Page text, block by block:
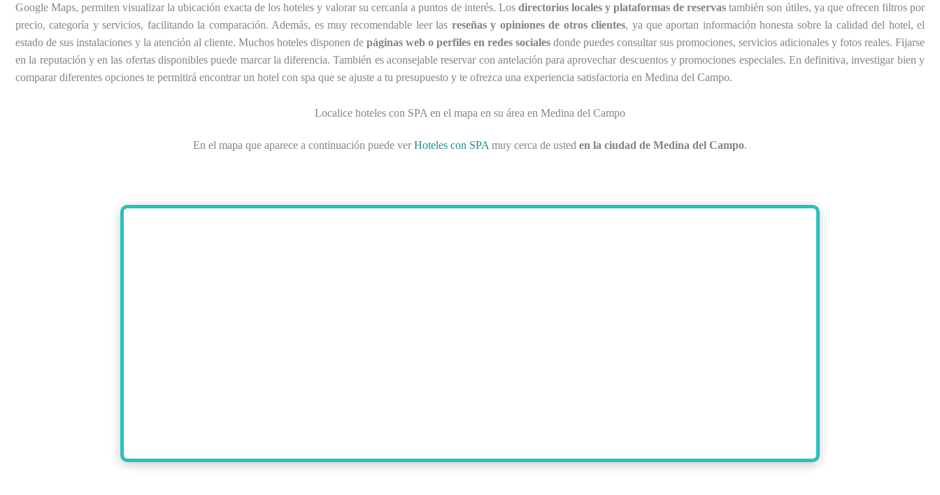
Google Maps, permiten visualizar la ubicación exacta de los hoteles y valorar su cercanía a puntos de interés. Los directorios locales y plataformas de reservas también son útiles, ya que ofrecen filtros por
precio, categoría y servicios, facilitando la comparación. Además, es muy recomendable leer las reseñas y opiniones de otros clientes, ya que aportan información honesta sobre la calidad del hotel, el
estado de sus instalaciones y la atención al cliente. Muchos hoteles disponen de páginas web o perfiles en redes sociales donde puedes consultar sus promociones, servicios adicionales y fotos reales. Fijarse
en la reputación y en las ofertas disponibles puede marcar la diferencia. También es aconsejable reservar con antelación para aprovechar descuentos y promociones especiales. En definitiva, investigar bien y
comparar diferentes opciones te permitirá encontrar un hotel con spa que se ajuste a tu presupuesto y te ofrezca una experiencia satisfactoria en Medina del Campo.
Localice hoteles con SPA en el mapa en su área en Medina del Campo
En el mapa que aparece a continuación puede ver Hoteles con SPA muy cerca de usted en la ciudad de Medina del Campo.